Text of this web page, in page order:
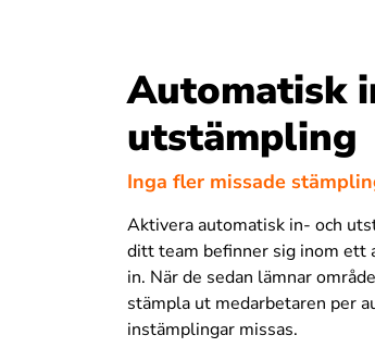
Automatisk
utstämpling
Inga fler missade
Aktivera automatisk in- och
ditt team befinner sig inom ett
in. När de sedan lämnar
stämpla ut medarbetaren per
instämplingar missas.